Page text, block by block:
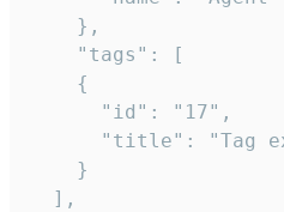
    },
    "tags": [
    {
      "id": "17",
"title": "Tag
    }
  ],